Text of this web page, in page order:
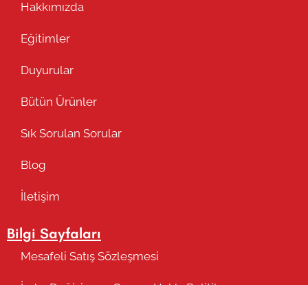
Hakkımızda
Eğitimler
Duyurular
Bütün Ürünler
Sık Sorulan Sorular
Blog
İletişim
Bilgi Sayfaları
Mesafeli Satış Sözleşmesi